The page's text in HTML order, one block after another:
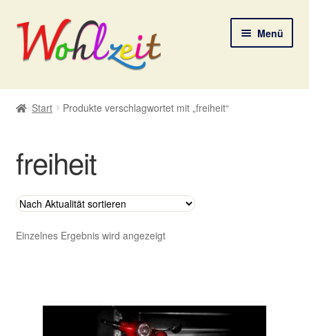
Zur
Navigation
springen
Zum
Inhalt
springen
Menü
Start
Datenschutzerklärung
Deine Auswahl
Digitale Lebenspostkarten
Gutscheine und Aktionen
Start Produkte verschlagwortet mit „freiheit“
freiheit
Einzelnes Ergebnis wird angezeigt